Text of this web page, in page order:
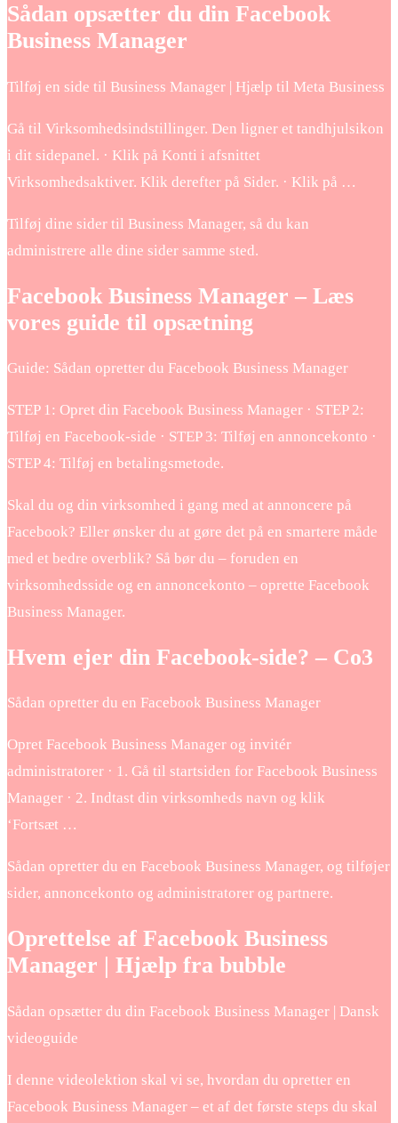
Sådan opsætter du din Facebook
Business Manager
Tilføj en side til Business Manager | Hjælp til Meta Business
Gå til Virksomhedsindstillinger. Den ligner et tandhjulsikon
i dit sidepanel. · Klik på Konti i afsnittet
Virksomhedsaktiver. Klik derefter på Sider. · Klik på …
Tilføj dine sider til Business Manager, så du kan
administrere alle dine sider samme sted.
Facebook Business Manager – Læs
vores guide til opsætning
Guide: Sådan opretter du Facebook Business Manager
STEP 1: Opret din Facebook Business Manager · STEP 2:
Tilføj en Facebook-side · STEP 3: Tilføj en annoncekonto ·
STEP 4: Tilføj en betalingsmetode.
Skal du og din virksomhed i gang med at annoncere på
Facebook? Eller ønsker du at gøre det på en smartere måde
med et bedre overblik? Så bør du – foruden en
virksomhedsside og en annoncekonto – oprette Facebook
Business Manager.
Hvem ejer din Facebook-side? – Co3
Sådan opretter du en Facebook Business Manager
Opret Facebook Business Manager og invitér
administratorer · 1. Gå til startsiden for Facebook Business
Manager · 2. Indtast din virksomheds navn og klik
‘Fortsæt …
Sådan opretter du en Facebook Business Manager, og tilføjer
sider, annoncekonto og administratorer og partnere.
Oprettelse af Facebook Business
Manager | Hjælp fra bubble
Sådan opsætter du din Facebook Business Manager | Dansk
videoguide
I denne videolektion skal vi se, hvordan du opretter en
Facebook Business Manager – et af det første steps du skal